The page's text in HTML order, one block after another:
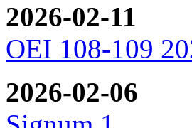
2026-02-11
OEI 108-109
2026-02-06